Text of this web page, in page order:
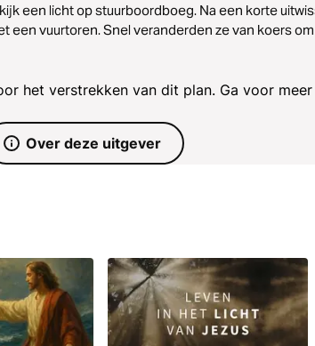
een licht op stuurboordboeg. Na een korte
een vuurtoren. Snel veranderden ze van koers
het verstrekken van dit plan. Ga voor
Over deze uitgever